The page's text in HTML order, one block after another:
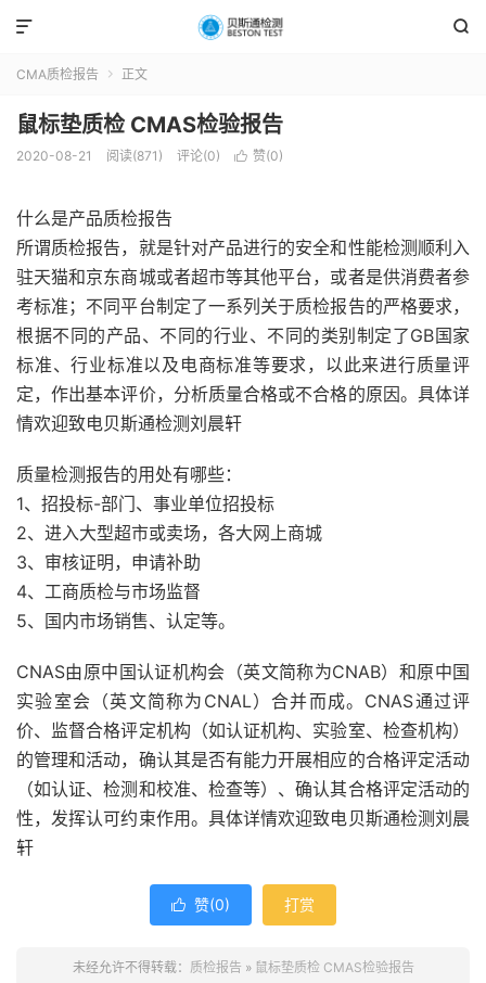


CMA质检报告  正文
鼠标垫质检 CMAS检验报告
2020-08-21 阅读(871) 评论(0)  赞(0)
什么是产品质检报告
所谓质检报告，就是针对产品进行的安全和性能检测顺利入
驻天猫和京东商城或者超市等其他平台，或者是供消费者参
考标准；不同平台制定了一系列关于质检报告的严格要求，
根据不同的产品、不同的行业、不同的类别制定了GB国家
标准、行业标准以及电商标准等要求，以此来进行质量评
定，作出基本评价，分析质量合格或不合格的原因。具体详
情欢迎致电贝斯通检测刘晨轩
质量检测报告的用处有哪些：
1、招投标-部门、事业单位招投标
2、进入大型超市或卖场，各大网上商城
3、审核证明，申请补助
4、工商质检与市场监督
5、国内市场销售、认定等。
CNAS由原中国认证机构会（英文简称为CNAB）和原中国
实验室会（英文简称为CNAL）合并而成。CNAS通过评
价、监督合格评定机构（如认证机构、实验室、检查机构）
的管理和活动，确认其是否有能力开展相应的合格评定活动
（如认证、检测和校准、检查等）、确认其合格评定活动的
性，发挥认可约束作用。具体详情欢迎致电贝斯通检测刘晨
轩
 赞(0) 打赏
未经允许不得转载： 质检报告 » 鼠标垫质检 CMAS检验报告